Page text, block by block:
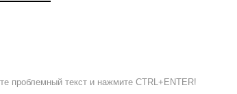
проблемный текст и нажмите CTRL+ENTER!